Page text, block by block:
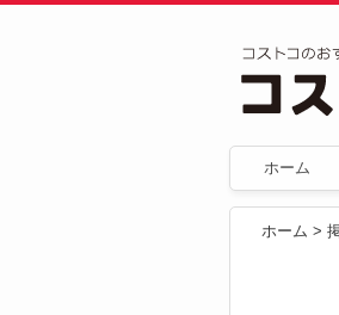
ホーム
ホーム >